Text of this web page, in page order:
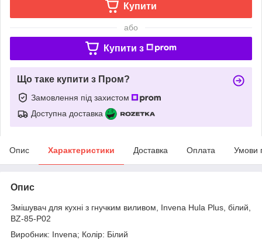
Купити
або
Купити з
Що таке купити з Пром?
Замовлення під захистом
Доступна доставка
Опис Характеристики Доставка Оплата Умови
Опис
Змішувач для кухні з гнучким виливом, Invena Hula Plus, білий,
BZ-85-P02
Виробник: Invena; Колір: Білий